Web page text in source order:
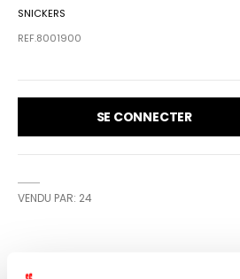
SNICKERS
REF.8001900
SE CONNECTER
VENDU PAR: 24
CARACTÉRISTIQUES